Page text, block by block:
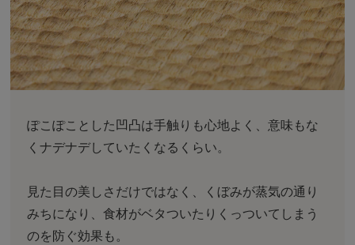
ぽこぽことした凹凸は手触りも心地よく、意味もな
くナデナデしていたくなるくらい。
見た目の美しさだけではなく、くぼみが蒸気の通り
みちになり、食材がベタついたりくっついてしまう
のを防ぐ効果も。